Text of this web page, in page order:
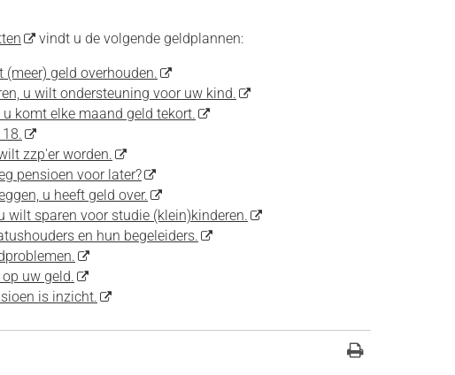
vindt u de volgende geldplannen:
(meer) geld overhouden.
u wilt ondersteuning voor uw kind.
komt elke maand geld tekort.
zzp'er worden.
pensioen voor later?
u heeft geld over.
wilt sparen voor studie (klein)kinderen.
en hun begeleiders.
uw geld.
is inzicht.